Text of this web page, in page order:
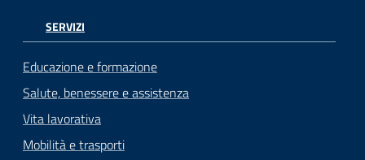
SERVIZI
Educazione e formazione
Salute, benessere e assistenza
Vita lavorativa
Mobilità e trasporti